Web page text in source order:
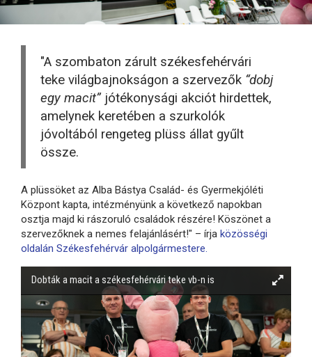
"A szombaton zárult székesfehérvári
teke világbajnokságon a szervezők “dobj
egy macit”jótékonysági akciót hirdettek,
amelynek keretében a szurkolók
jóvoltából rengeteg plüss állat gyűlt
össze.
A plüssöket az Alba Bástya Család- és Gyermekjóléti
Központ kapta, intézményünk a következő napokban
osztja majd ki rászoruló családok részére! Köszönet a
szervezőknek a nemes felajánlásért!" – írja közösségi
oldalán Székesfehérvár alpolgármestere.
Dobták a macit a székesfehérvári teke vb-n is